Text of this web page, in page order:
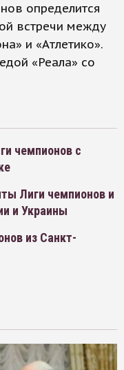
определится
встречи между
и «Атлетико».
«Реала» со
чемпионов с
Лиги чемпионов и
и Украины
из Санкт-